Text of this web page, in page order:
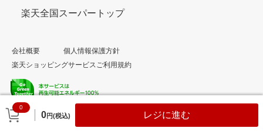
0
0円(税込) レジに進む
楽天全国スーパートップ
会社概要
個人情報保護方針
楽天ショッピングサービスご利用規約
© Rakuten Group, Inc.